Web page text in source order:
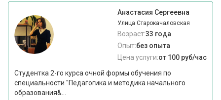
Анастасия Сергеевна
Улица Старокачаловская
Возраст:33 года
Опыт:без опыта
Цена услуги:от 100 руб/час
Студентка 2-го курса очной формы обучения по
специальности "Педагогика и методика начального
образования&...